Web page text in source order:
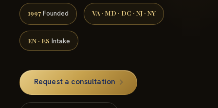
1997 Founded VA · MD · DC · NJ · NY
EN · ES Intake
Request a consultation